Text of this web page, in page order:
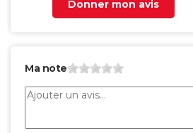
Donner mon avis
Ma note